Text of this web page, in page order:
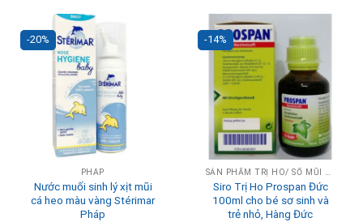
-20%
PHÁP
Nước muối sinh lý xịt mũi
cá heo màu vàng Stérimar
Pháp
-14%
SẢN PHẨM TRỊ HO/ SỔ MŨI CHO BÉ
Siro Trị Ho Prospan Đức
100ml cho bé sơ sinh và
trẻ nhỏ, Hàng Đức